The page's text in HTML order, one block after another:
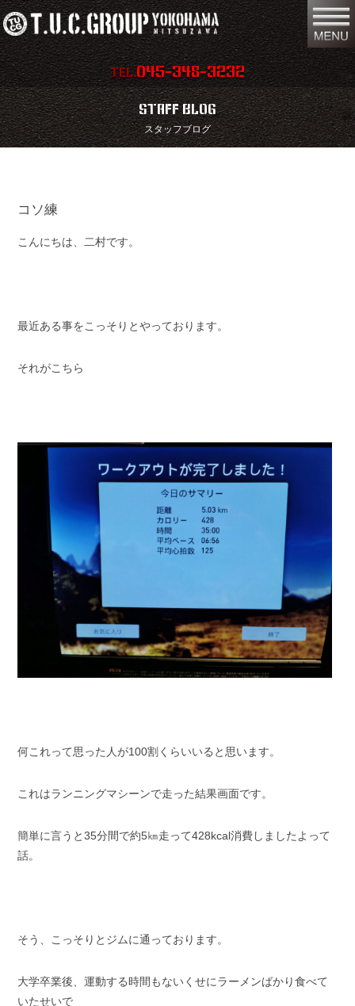
TEL.045-348-3232
在庫車両情報 店舗情報
保証内容 地図
スタッフ紹介
特別作業
STAFF BLOG
スタッフブログ
コソ練
こんにちは、二村です。
最近ある事をこっそりとやっております。
それがこちら
何これって思った人が100割くらいいると思います。
これはランニングマシーンで走った結果画面です。
簡単に言うと35分間で約5㎞走って428kcal消費しましたよって
話。
そう、こっそりとジムに通っております。
大学卒業後、運動する時間もないくせにラーメンばかり食べて
いたせいで